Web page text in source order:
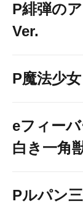
P緋弾の
Ver.
P魔法少
eフィー
白き一角
Pルパン